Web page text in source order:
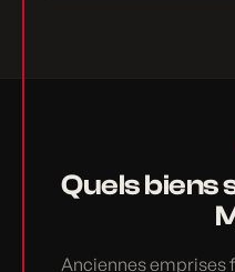
Quels biens
Anciennes emprises